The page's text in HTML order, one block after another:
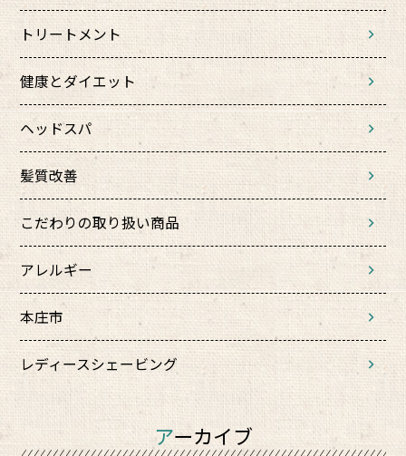
トリートメント
健康とダイエット
ヘッドスパ
髪質改善
こだわりの取り扱い商品
アレルギー
本庄市
レディースシェービング
アーカイブ